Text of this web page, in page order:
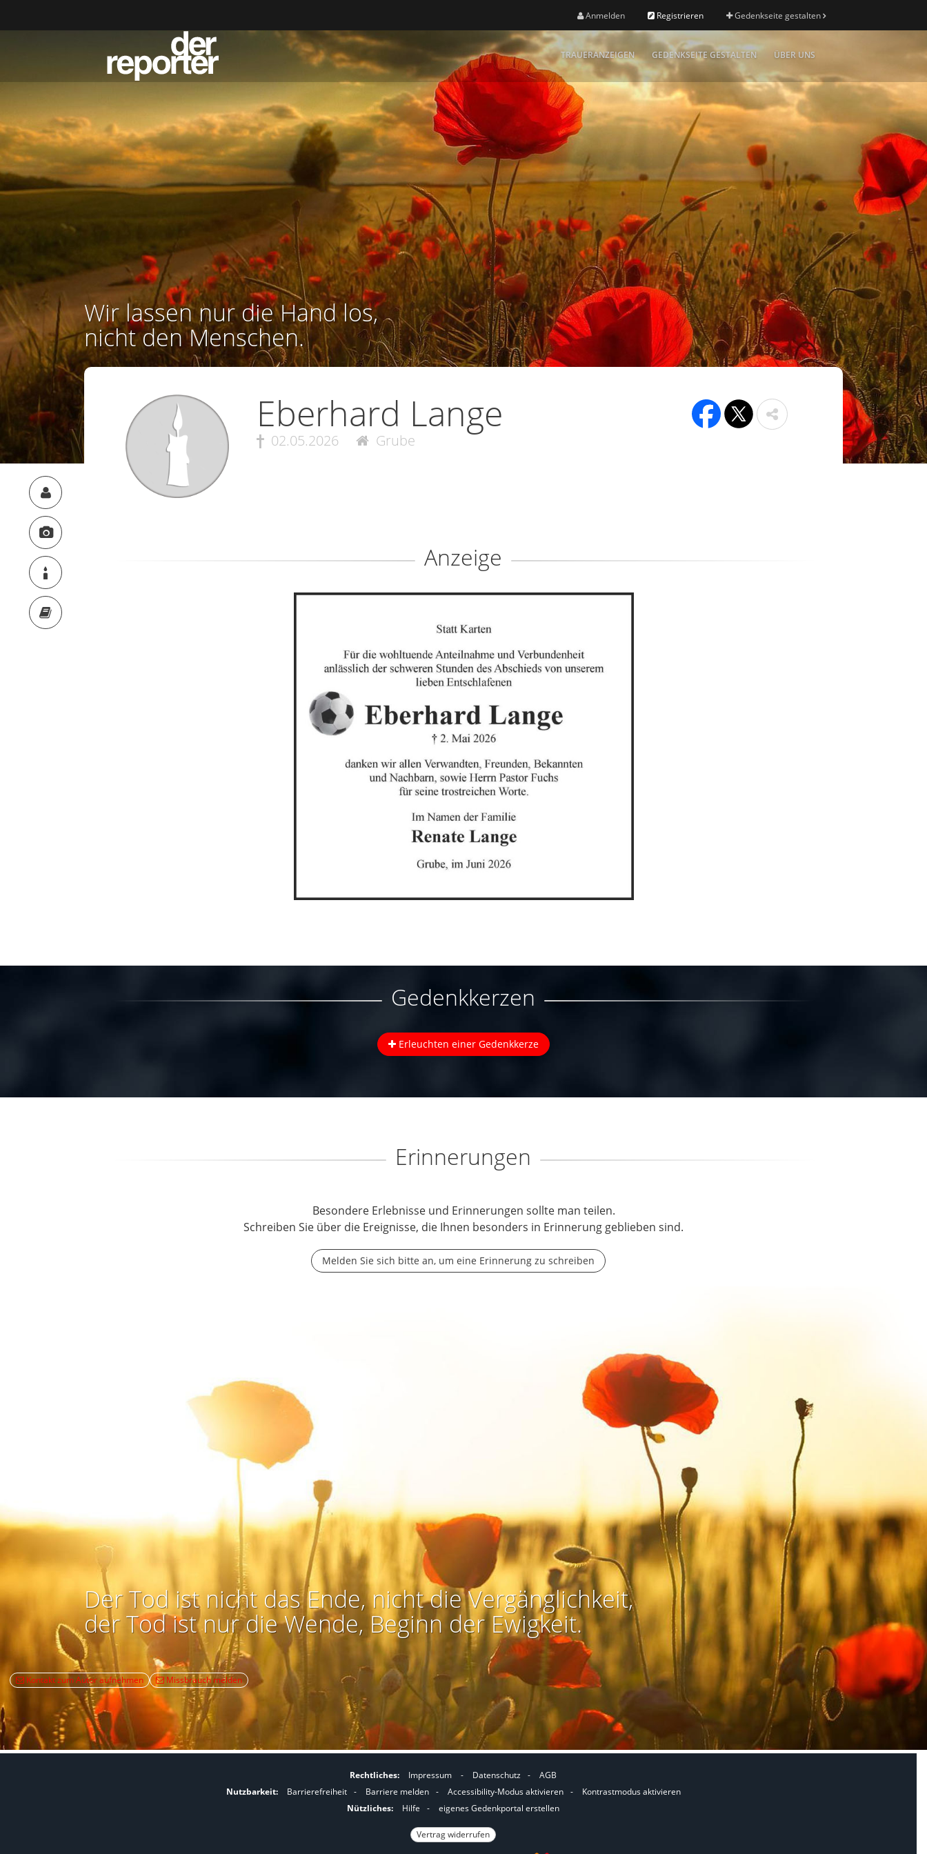
Anmelden Registrieren Gedenkseite gestalten
TRAUERANZEIGEN GEDENKSEITE GESTALTEN ÜBER UNS
Wir lassen nur die Hand los,
nicht den Menschen.
Eberhard Lange
02.05.2026 Grube
Anzeige
Gedenkkerzen
Erleuchten einer Gedenkkerze
Erinnerungen
Besondere Erlebnisse und Erinnerungen sollte man teilen.
Schreiben Sie über die Ereignisse, die Ihnen besonders in Erinnerung geblieben sind.
Melden Sie sich bitte an, um eine Erinnerung zu schreiben
Der Tod ist nicht das Ende, nicht die Vergänglichkeit,
der Tod ist nur die Wende, Beginn der Ewigkeit.
Kontakt zum Autor aufnehmen Missbrauch melden
Rechtliches: Impressum - Datenschutz -
AGB
Nutzbarkeit:
Barrierefreiheit - Barriere melden -
I
m
c
Accessibility-Modus aktivieren -
IKontrastmodus aktivieren
Nützliches:
Hilfe - eigenes Gedenkportal erstellen
Vertrag widerrufen